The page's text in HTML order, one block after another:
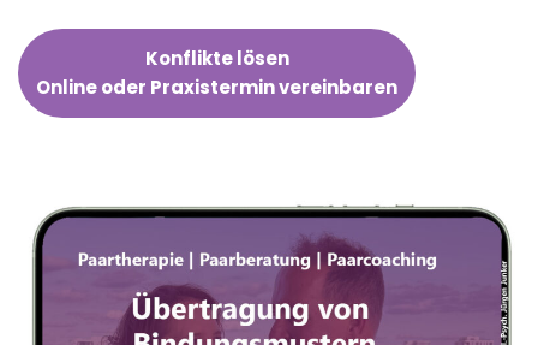
Konflikte lösen
Online oder Praxistermin vereinbaren